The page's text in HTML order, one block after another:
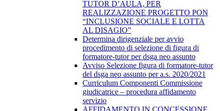
TUTOR D’AULA, PER
REALIZZAZIONE PROGETTO PON
“INCLUSIONE SOCIALE E LOTTA
AL DISAGIO”
Determina dirigenziale per avvio
procedimento di selezione di figura di
formatore-tutor per dsga neo assunto
Avviso Selezione figura di formatore-tutor
del dsga neo assunto per a.s. 2020/2021
Curriculum Componenti Commissione
giudicatrice – procedura affidamento
servizio
AFFIDAMENTO IN CONCESSIONE